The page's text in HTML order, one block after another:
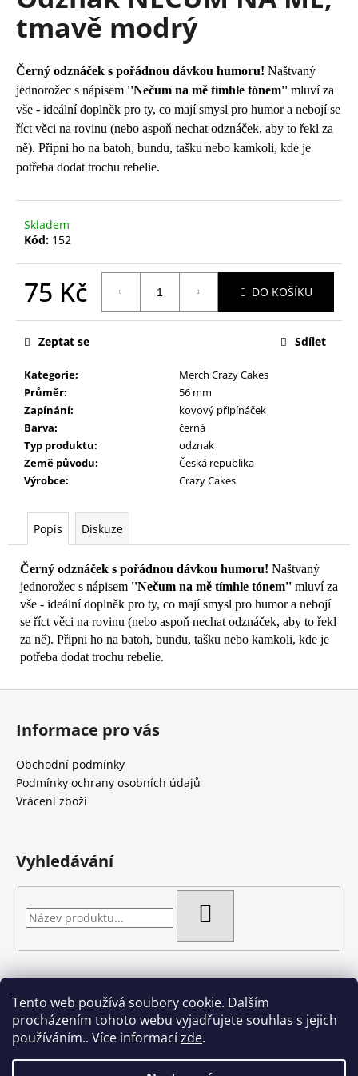
Tento web používá soubory cookie. Dalším
procházením tohoto webu vyjadřujete souhlas s jejich
používáním.. Více informacízde.
0,0
z
hvězdiček.
tmavě modrý
Černý odznáček s pořádnou dávkou humoru! Naštvaný
jednorožec s nápisem ''Nečum na mě tímhle tónem'' mluví za
vše - ideální doplněk pro ty, co mají smysl pro humor a nebojí se
říct věci na rovinu (nebo aspoň nechat odznáček, aby to řekl za
ně). Připni ho na batoh, bundu, tašku nebo kamkoli, kde je
potřeba dodat trochu rebelie.
Skladem
Kód: 152
75 Kč DO KOŠÍKU
Kategorie:
Merch Crazy Cakes
Průměr:
56 mm
Zapínání:
kovový připínáček
Barva:
černá
Typ produktu:
odznak
Země původu:
Česká republika
Výrobce: Crazy Cakes
Zeptat se Sdílet
Popis Diskuze
Černý odznáček s pořádnou dávkou humoru! Naštvaný
jednorožec s nápisem ''Nečum na mě tímhle tónem'' mluví za
vše - ideální doplněk pro ty, co mají smysl pro humor a nebojí
se říct věci na rovinu (nebo aspoň nechat odznáček, aby to řekl
za ně). Připni ho na batoh, bundu, tašku nebo kamkoli, kde je
potřeba dodat trochu rebelie.
a
j
í
t
?
p
r
u
u
e
m
e
Z
Informace pro vás
Obchodní podmínky
Podmínky ochrany osobních údajů
Vrácení zboží
Vyhledávání
Artgel - Facebook skupina
Creativa by Margherita
Crazy Cakes